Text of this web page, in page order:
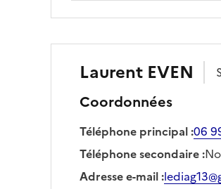
Laurent EVEN
Coordonnées
Téléphone principal:06
Téléphone secondaire:
Adresse e-mail: